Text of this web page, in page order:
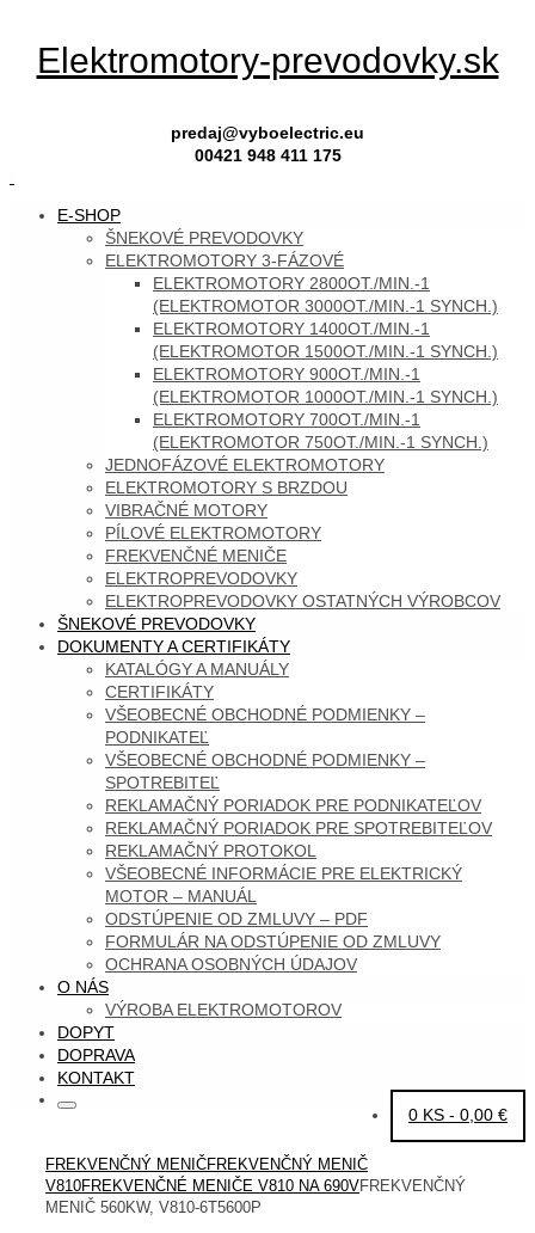
Elektromotory-prevodovky.sk
predaj@vyboelectric.eu
00421 948 411 175
SKIP
E-SHOP
ŠNEKOVÉ PREVODOVKY
ELEKTROMOTORY 3-FÁZOVÉ
ELEKTROMOTORY 2800OT./MIN.-1
(ELEKTROMOTOR 3000OT./MIN.-1 SYNCH.)
ELEKTROMOTORY 1400OT./MIN.-1
(ELEKTROMOTOR 1500OT./MIN.-1 SYNCH.)
ELEKTROMOTORY 900OT./MIN.-1
(ELEKTROMOTOR 1000OT./MIN.-1 SYNCH.)
ELEKTROMOTORY 700OT./MIN.-1
(ELEKTROMOTOR 750OT./MIN.-1 SYNCH.)
JEDNOFÁZOVÉ ELEKTROMOTORY
ELEKTROMOTORY S BRZDOU
VIBRAČNÉ MOTORY
PÍLOVÉ ELEKTROMOTORY
FREKVENČNÉ MENIČE
ELEKTROPREVODOVKY
ELEKTROPREVODOVKY OSTATNÝCH VÝROBCOV
ŠNEKOVÉ PREVODOVKY
DOKUMENTY A CERTIFIKÁTY
KATALÓGY A MANUÁLY
CERTIFIKÁTY
VŠEOBECNÉ OBCHODNÉ PODMIENKY –
PODNIKATEĽ
VŠEOBECNÉ OBCHODNÉ PODMIENKY –
SPOTREBITEĽ
REKLAMAČNÝ PORIADOK PRE PODNIKATEĽOV
REKLAMAČNÝ PORIADOK PRE SPOTREBITEĽOV
REKLAMAČNÝ PROTOKOL
VŠEOBECNÉ INFORMÁCIE PRE ELEKTRICKÝ
MOTOR – MANUÁL
ODSTÚPENIE OD ZMLUVY – PDF
FORMULÁR NA ODSTÚPENIE OD ZMLUVY
OCHRANA OSOBNÝCH ÚDAJOV
O NÁS
VÝROBA ELEKTROMOTOROV
DOPYT
DOPRAVA
KONTAKT
0 KS - 0,00 €
Search
Search
HOME
FREKVENČNÝ MENIČFREKVENČNÝ MENIČ
V810FREKVENČNÉ MENIČE V810 NA 690VFREKVENČNÝ
MENIČ 560KW, V810-6T5600P